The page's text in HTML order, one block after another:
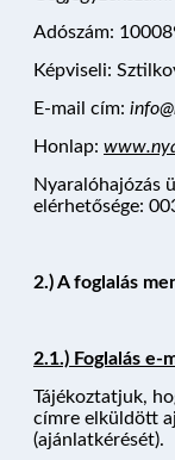
Adószám:
Képviseli:
E-mail cím: info
Honlap:
Nyaralóhajózás
elérhetősége:
2.) A foglalás
2.1.) Foglalás e-
Tájékoztatjuk,
címre elküldött
(ajánlatkérését).